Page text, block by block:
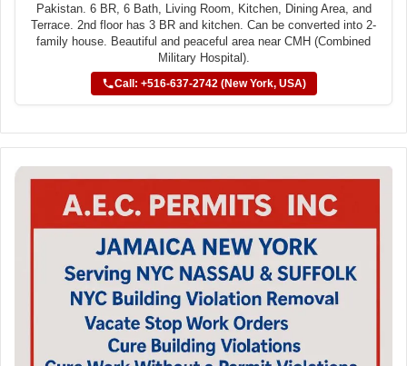
Pakistan. 6 BR, 6 Bath, Living Room, Kitchen, Dining Area, and
Terrace. 2nd floor has 3 BR and kitchen. Can be converted into 2-
family house. Beautiful and peaceful area near CMH (Combined
Military Hospital).
Call: +516-637-2742 (New York, USA)